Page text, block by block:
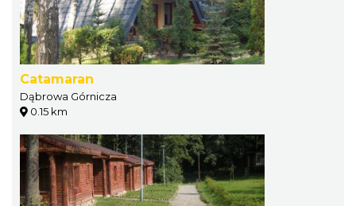
Catamaran
Dąbrowa Górnicza
0.15 km